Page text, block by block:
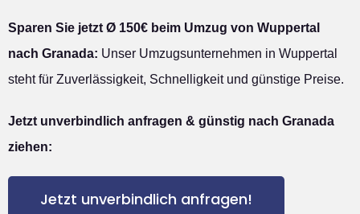
Sparen Sie jetzt Ø 150€ beim Umzug von Wuppertal
nach Granada: Unser Umzugsunternehmen in Wuppertal
steht für Zuverlässigkeit, Schnelligkeit und günstige Preise.
Jetzt unverbindlich anfragen & günstig nach Granada
ziehen:
Jetzt unverbindlich anfragen!